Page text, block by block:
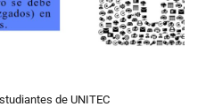
de UNITEC